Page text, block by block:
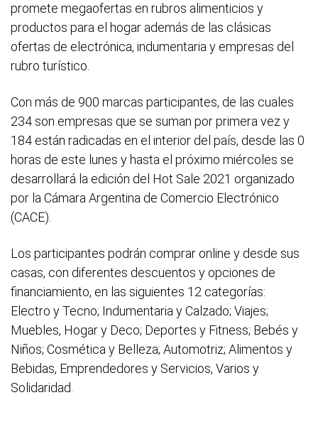
promete megaofertas en rubros alimenticios y
productos para el hogar además de las clásicas
ofertas de electrónica, indumentaria y empresas del
rubro turístico.
Con más de 900 marcas participantes, de las cuales
234 son empresas que se suman por primera vez y
184 están radicadas en el interior del país, desde las 0
horas de este lunes y hasta el próximo miércoles se
desarrollará la edición del Hot Sale 2021 organizado
por la Cámara Argentina de Comercio Electrónico
(CACE).
Los participantes podrán comprar online y desde sus
casas, con diferentes descuentos y opciones de
financiamiento, en las siguientes 12 categorías:
Electro y Tecno; Indumentaria y Calzado; Viajes;
Muebles, Hogar y Deco; Deportes y Fitness; Bebés y
Niños; Cosmética y Belleza; Automotriz; Alimentos y
Bebidas, Emprendedores y Servicios, Varios y
Solidaridad.